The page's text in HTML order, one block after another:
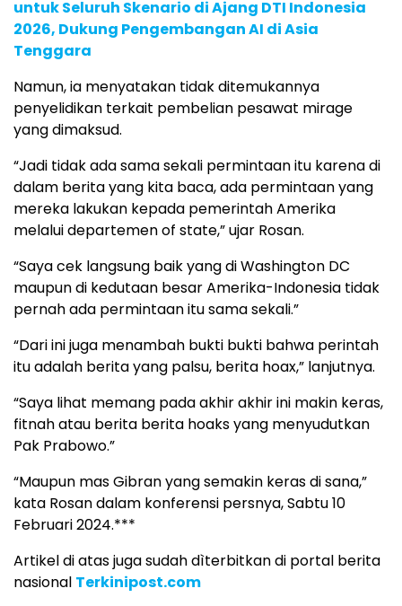
untuk Seluruh Skenario di Ajang DTI Indonesia
2026, Dukung Pengembangan AI di Asia
Tenggara
Namun, ia menyatakan tidak ditemukannya
penyelidikan terkait pembelian pesawat mirage
yang dimaksud.
“Jadi tidak ada sama sekali permintaan itu karena di
dalam berita yang kita baca, ada permintaan yang
mereka lakukan kepada pemerintah Amerika
melalui departemen of state,” ujar Rosan.
“Saya cek langsung baik yang di Washington DC
maupun di kedutaan besar Amerika-Indonesia tidak
pernah ada permintaan itu sama sekali.”
“Dari ini juga menambah bukti bukti bahwa perintah
itu adalah berita yang palsu, berita hoax,” lanjutnya.
“Saya lihat memang pada akhir akhir ini makin keras,
fitnah atau berita berita hoaks yang menyudutkan
Pak Prabowo.”
“Maupun mas Gibran yang semakin keras di sana,”
kata Rosan dalam konferensi persnya, Sabtu 10
Februari 2024.***
Artikel di atas juga sudah dìterbitkan di portal berita
nasional Terkinipost.com